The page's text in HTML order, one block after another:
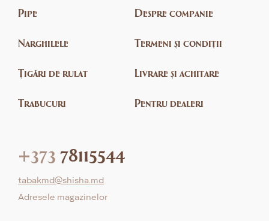
Pipe
Narghilele
Țigări de rulat
Trabucuri
Despre companie
Termeni și condiții
Livrare și achitare
Pentru dealeri
+373 78115544
tabakmd@shisha.md
Adresele magazinelor